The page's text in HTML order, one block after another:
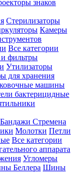
знаков
Стерилизаторы
Камеры
Все категории
фильтры
Утилизаторы
для хранения
машины
бактерицидные
Бандажи Стремена
Молотки Петли
Все категории
аппарата
Угломеры
Беллера Шины